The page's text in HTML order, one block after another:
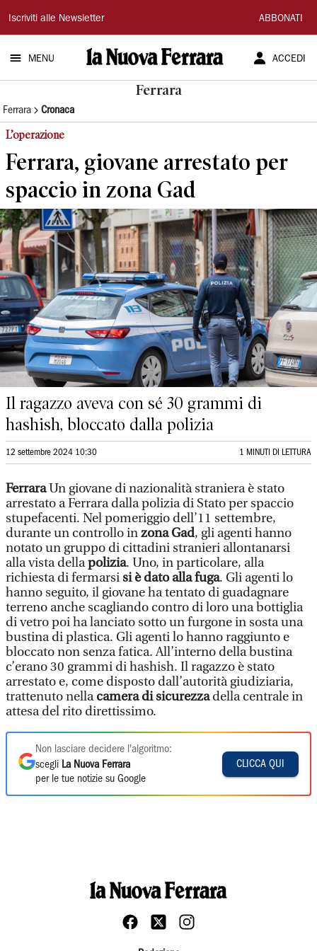
La
Nuova
Ferrara
Iscriviti alle Newsletter ABBONATI
MENU ACCEDI
Ferrara
Ferrara Cronaca
L’operazione
Ferrara, giovane arrestato per
spaccio in zona Gad
Il ragazzo aveva con sé 30 grammi di
hashish, bloccato dalla polizia
12 settembre 2024 10:30 1 MINUTI DI LETTURA
FerraraUn giovane di nazionalità straniera è stato
arrestato a Ferrara dalla polizia di Stato per spaccio
stupefacenti. Nel pomeriggio dell’11 settembre,
durante un controllo inzona Gad, gli agenti hanno
notato un gruppo di cittadini stranieri allontanarsi
alla vista dellapolizia. Uno, in particolare, alla
richiesta di fermarsisi è dato alla fuga. Gli agenti lo
hanno seguito, il giovane ha tentato di guadagnare
terreno anche scagliando contro di loro una bottiglia
di vetro poi ha lanciato sotto un furgone in sosta una
bustina di plastica. Gli agenti lo hanno raggiunto e
bloccato non senza fatica. All’interno della bustina
c’erano 30 grammi di hashish. Il ragazzo è stato
arrestato e, come disposto dall’autorità giudiziaria,
trattenuto nellacamera di sicurezzadella centrale in
attesa del rito direttissimo.
Non lasciare decidere l'algoritmo:
scegli La Nuova Ferrara
per le tue notizie su Google
CLICCA QUI